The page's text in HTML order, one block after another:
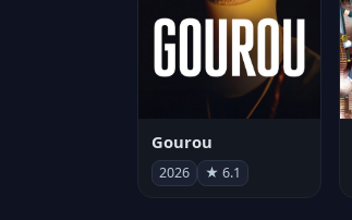
Gourou
2026 ★ 6.1